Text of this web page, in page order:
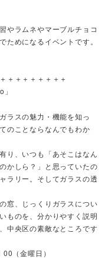
やラムネやマーブルチョコ
ためになるイベントです。
＋＋＋＋＋＋＋＋
ラスの魅力・機能を知っ
のことならなんでもわか
り、いつも「あそこはなん
かしら？」と思っていたの
ラリー。そしてガラスの透
窓、じっくりガラスについ
ものを、分かりやすく説明
中央区の素敵なところです
（金曜日）